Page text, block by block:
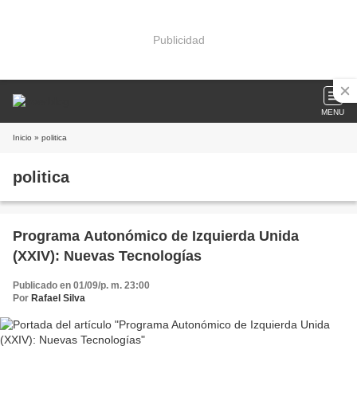
Publicidad
MENU
Inicio » politica
politica
Programa Autonómico de Izquierda Unida
(XXIV): Nuevas Tecnologías
Publicado en 01/09/p. m. 23:00
Por Rafael Silva